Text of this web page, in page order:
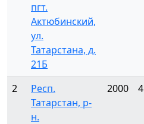
пгт.
Актюбинский,
ул.
Татарстана, д.
21Б
2
Респ.
Татарстан, р-
н.
2000 4